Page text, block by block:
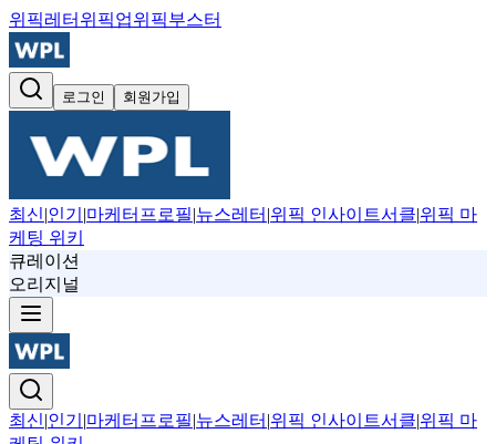
위픽레터 위픽업위픽부스터
로그인 회원가입
최신|인기 |마케터프로필|뉴스레터 |위픽 인사이트서클|위픽 마
케팅 위키
큐레이션
오리지널
최신|인기 |마케터프로필|뉴스레터 |위픽 인사이트서클|위픽 마